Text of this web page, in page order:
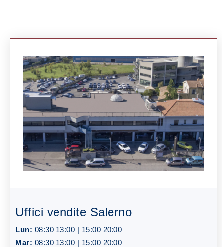
Uffici vendite Salerno
Lun: 08:30 13:00 | 15:00 20:00
Mar: 08:30 13:00 | 15:00 20:00